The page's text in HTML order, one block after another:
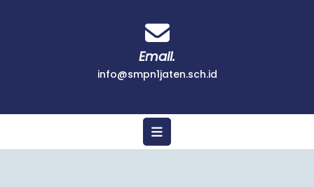
Email.
info@smpn1jaten.sch.id